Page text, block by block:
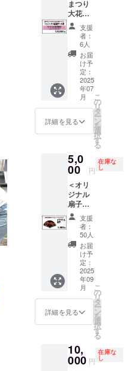
打ち上
げ日や
場所な
どの指
定は受
付でき
ません
のでご
了承く
ださい
※期限内
の短冊
が到着
花火玉
への貼
り付け
ができ
ません
のでご
了承く
ださい
※「復興
祈願花
火フェ
ニック
ス」の
趣旨に
そぐわ
メント
につい
付でき
ません
のでご
ス席内
に今回
のプロ
ジェク
ト専用
の
「フェ
ニック
ス 応援
テーブ
ル席」
（定員1
名、
を設置
しまし
花幅2㎞
の「復
興祈願
花火
フェ
ニック
ス」全
景を間
近にご
覧いた
だけま
す。
フェ
ニック
しい味
などを
花幅2㎞
の「復
興祈願
花火
フェ
ニック
ス」全
景を間
近にご
覧いた
だけま
す。
フェ
ニック
の美味
しい味
などを
販売す
る「お
もてな
しブー
ス」
（飲食
テン
ト）を
設置。
こちら
で利用
できる
2,000円
分のお
ト）付
きで
フェ
ニック
ス席内
に今回
のプロ
ジェク
ト専用
「フェ
ニック
ス応援
テント
席」
（定員2
テーブ
ル付イ
ス席）
を設置
しまし
た。 開
花幅2㎞
の「復
興祈願
花火
フェ
ニック
ス」全
景を間
近にご
覧いた
だけま
員2名で
最大3名
まで観
まつり
大花火
大会
観覧チ
ケット
＞ ●
フェ
ニック
ス応援
テント
席● 8月
3日
（日）
長岡ま
会「A会
場 長岡
駅側」
（右
岸）
フェ
ニック
ス席内
に今回
のプロ
ジェク
ト専用
「フェ
ニック
ス応援
テント
（定員2
ント・
テーブ
支援
者：
6人
お届
け予
定：
2025
年07
月
詳細を見る
こ
の
リ
タ
ー
ン
を
選
択
す
る
5,0
00 円
在庫な
し
＜オリ
ジナル
扇子＞
「復興
祈願花
火フェ
ニック
ス」画
像の扇
子で
す。 絵
柄はリ
ターン
品オリ
ジナル
す！ ※
画像は
イメー
支援
者：
50人
お届
け予
定：
2025
年09
月
詳細を見る
こ
の
リ
タ
ー
ン
を
選
択
す
る
10,
000 円
在庫な
し